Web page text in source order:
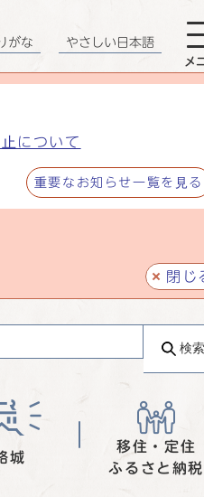
について
重要なお知らせ一覧を見る
閉じ
がな やさしい日本語
メ
検索
城
移住・定住
ふるさと納税